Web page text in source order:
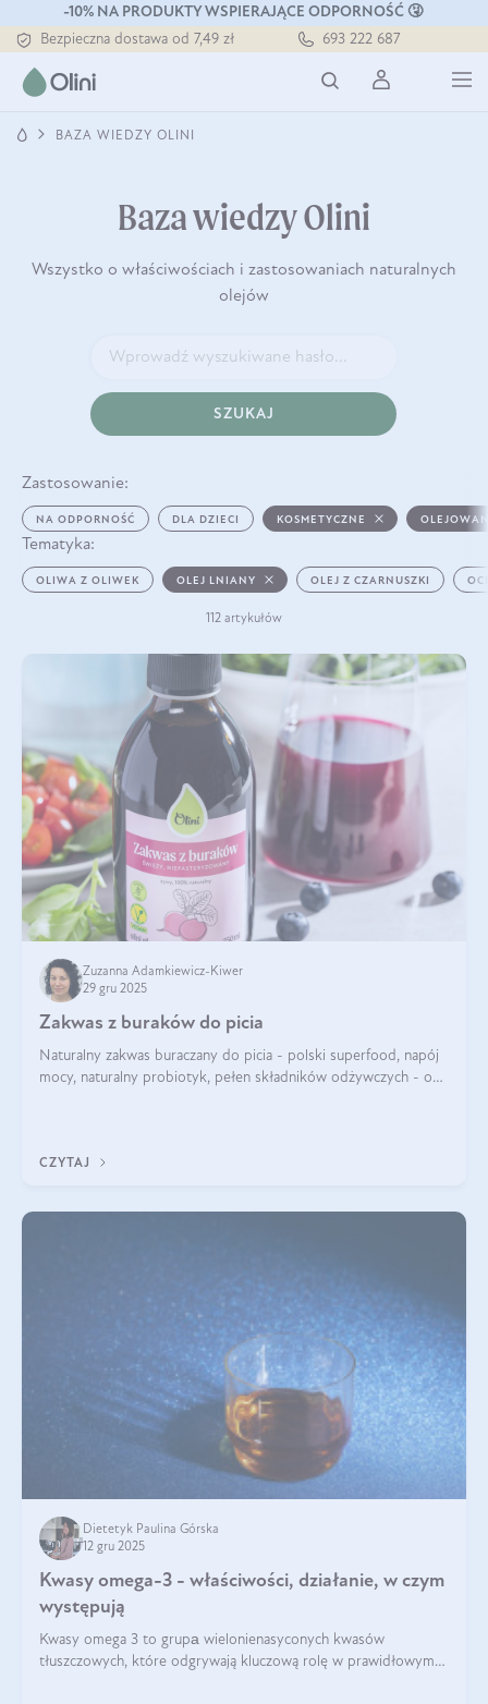
-10% NA PRODUKTY WSPIERAJĄCE ODPORNOŚĆ 🤧
Bezpieczna dostawa od 7,49 zł
Darmowa dostawa od 199 zł
Tłoczony zawsze na zimno
693 222 687
BAZA WIEDZY OLINI
Baza wiedzy Olini
Wszystko o właściwościach i zastosowaniach naturalnych
olejów
SZUKAJ
Zastosowanie:
NA ODPORNOŚĆ DLA DZIECI KOSMETYCZNE
Tematyka:
OLIWA Z OLIWEK OLEJ LNIANY OLEJ Z CZARNUSZKI
112 artykułów
Zuzanna Adamkiewicz-Kiwer
29 gru 2025
Zakwas z buraków do picia
Naturalny zakwas buraczany do picia - polski superfood, napój
mocy, naturalny probiotyk, pełen składników odżywczych - o
CZYTAJ
Dietetyk Paulina Górska
12 gru 2025
Kwasy omega-3 - właściwości, działanie, w czym
występują
Kwasy omega 3 to grupа wielonienasyconych kwasów
tłuszczowych, które odgrywają kluczową rolę w prawidłowym